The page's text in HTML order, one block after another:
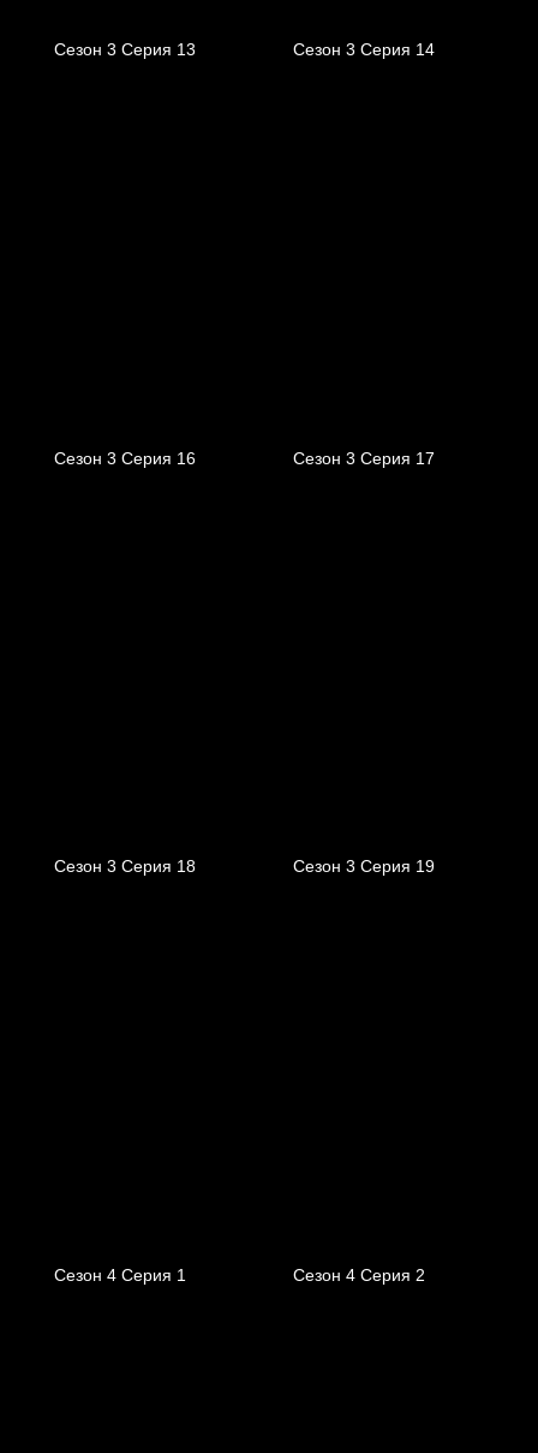
Сезон 3 Серия 13 Сезон 3 Серия 14
Сезон 3 Серия 16 Сезон 3 Серия 17
Сезон 3 Серия 18 Сезон 3 Серия 19
Сезон 4 Серия 1 Сезон 4 Серия 2